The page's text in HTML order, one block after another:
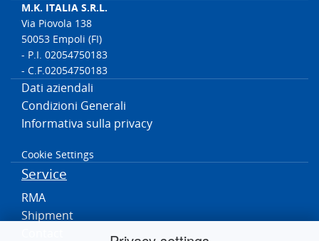
M.K. ITALIA S.R.L.
Via Piovola 138
50053 Empoli (FI)
- P.I. 02054750183
- C.F.02054750183
Dati aziendali
Condizioni Generali
Informativa sulla privacy
Cookie Settings
Service
RMA
Shipment